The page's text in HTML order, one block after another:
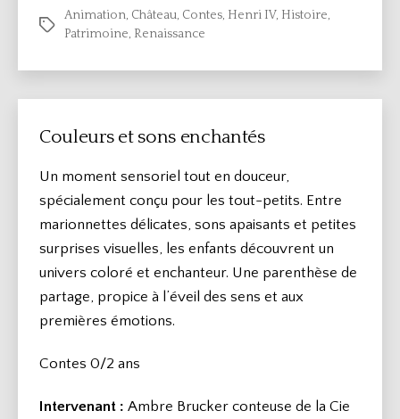
Étiquettes
Animation, Château, Contes, Henri IV, Histoire,
Patrimoine, Renaissance
Couleurs et sons enchantés
Un moment sensoriel tout en douceur,
spécialement conçu pour les tout-petits. Entre
marionnettes délicates, sons apaisants et petites
surprises visuelles, les enfants découvrent un
univers coloré et enchanteur. Une parenthèse de
partage, propice à l’éveil des sens et aux
premières émotions.
Contes 0/2 ans
Intervenant : Ambre Brucker conteuse de la Cie